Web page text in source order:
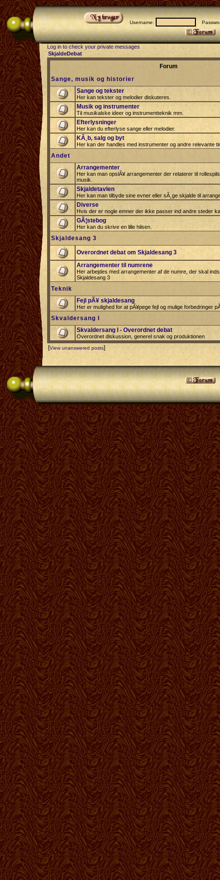
Username:
Log in to check your private messages
SkjaldeDebat
Forum
Sange, musik og historier
Sange og tekster
Her kan tekster og melodier diskuteres.
Musik og instrumenter
Til musikalske ideer og instrumentteknik mm.
Efterlysninger
Her kan du efterlyse sange eller melodier.
KÃ¸b, salg og byt
Her kan der handles med instrumenter og andre relevante
Andet
Arrangementer
Her kan man opslÃ¥ arrangementer der relaterer til
musik.
Skjaldetavlen
Her kan man tilbyde sine evner eller sÃ¸ge skjalde til
Diverse
Hvis der er nogle emner der ikke passer ind andre steder
GÃ¦stebog
Her kan du skrive en lille hilsen.
Skjaldesang 3
Overordnet debat om Skjaldesang 3
Arrangementer til numrene
Her arbejdes med arrangementer af de numre, der skal
Skjaldesang 3
Teknik
Fejl pÃ¥ skjaldesang
Her er mulighed for at pÃ¥pege fejl og mulige forbedringer
Skvaldersang I
Skvaldersang I - Overordnet debat
Overordnet diskussion, generel snak og produktionen
[View unanswered posts]